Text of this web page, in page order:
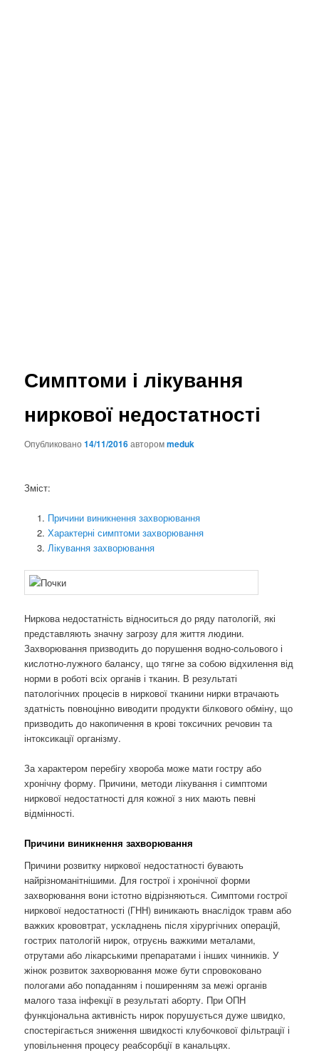
Симптоми і лікування
ниркової недостатності
Опубликовано14/11/2016авторомmeduk
Зміст:
Причини виникнення захворювання
Характерні симптоми захворювання
Лікування захворювання
Ниркова недостатність відноситься до ряду патологій, які
представляють значну загрозу для життя людини.
Захворювання призводить до порушення водно-сольового і
кислотно-лужного балансу, що тягне за собою відхилення від
норми в роботі всіх органів і тканин. В результаті
патологічних процесів в ниркової тканини нирки втрачають
здатність повноцінно виводити продукти білкового обміну, що
призводить до накопичення в крові токсичних речовин та
інтоксикації організму.
За характером перебігу хвороба може мати гостру або
хронічну форму. Причини, методи лікування і симптоми
ниркової недостатності для кожної з них мають певні
відмінності.
Причини виникнення захворювання
Причини розвитку ниркової недостатності бувають
найрізноманітнішими. Для гострої і хронічної форми
захворювання вони істотно відрізняються. Симптоми гострої
ниркової недостатності (ГНН) виникають внаслідок травм або
важких крововтрат, ускладнень після хірургічних операцій,
гострих патологій нирок, отруєнь важкими металами,
отрутами або лікарськими препаратами і інших чинників. У
жінок розвиток захворювання може бути спровоковано
пологами або попаданням і поширенням за межі органів
малого таза інфекції в результаті аборту. При ОПН
функціональна активність нирок порушується дуже швидко,
спостерігається зниження швидкості клубочкової фільтрації і
уповільнення процесу реабсорбції в канальцях.